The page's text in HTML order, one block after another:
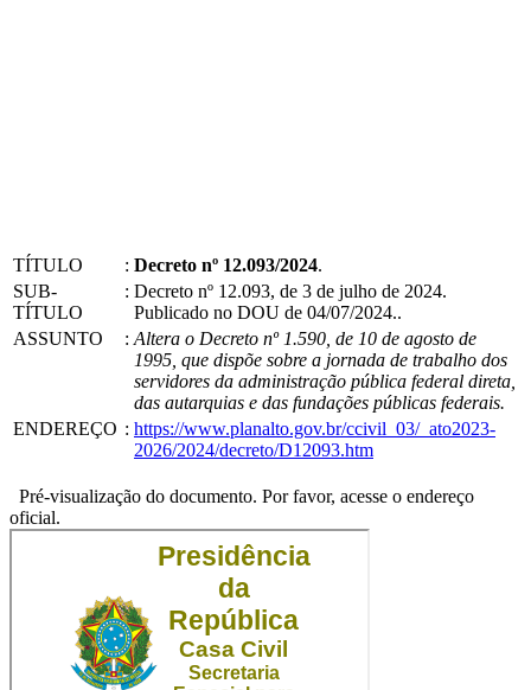
TÍTULO : Decreto nº 12.093/2024.
SUB-
TÍTULO
: Decreto nº 12.093, de 3 de julho de 2024.
Publicado no DOU de 04/07/2024..
ASSUNTO
: Altera o Decreto nº 1.590, de 10 de agosto de
1995, que dispõe sobre a jornada de trabalho dos
servidores da administração pública federal direta,
das autarquias e das fundações públicas federais.
ENDEREÇO : https://www.planalto.gov.br/ccivil_03/_ato2023-
2026/2024/decreto/D12093.htm
Pré-visualização do documento. Por favor, acesse o endereço
oficial.